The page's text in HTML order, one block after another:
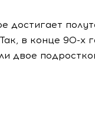
достигает
в конце 90-х
двое